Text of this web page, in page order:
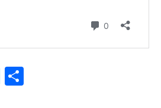
Telegram